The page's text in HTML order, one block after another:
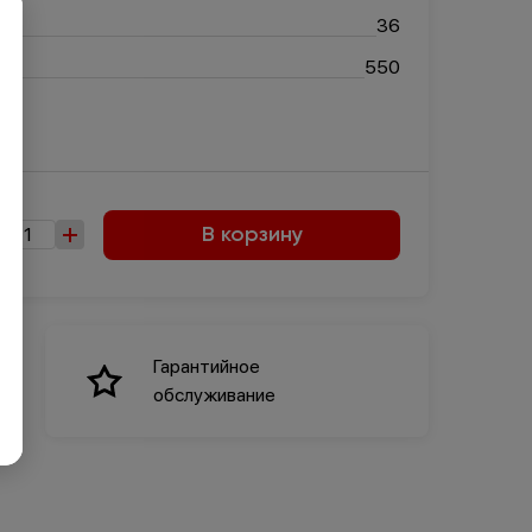
36
550
В корзину
Гарантийное
обслуживание